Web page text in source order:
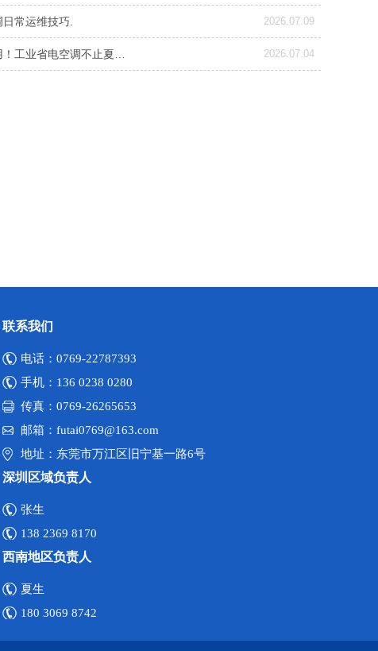
常运维技巧. 2026.07.09
！工业省电空调不止夏… 2026.07.04
联系我们
电话：0769-22787393
手机：136 0238 0280
传真：0769-26265653
邮箱：futai0769@163.com
地址：东莞市万江区旧宁基一路6号
深圳区域负责人
张生
138 2369 8170
西南地区负责人
夏生
180 3069 8742